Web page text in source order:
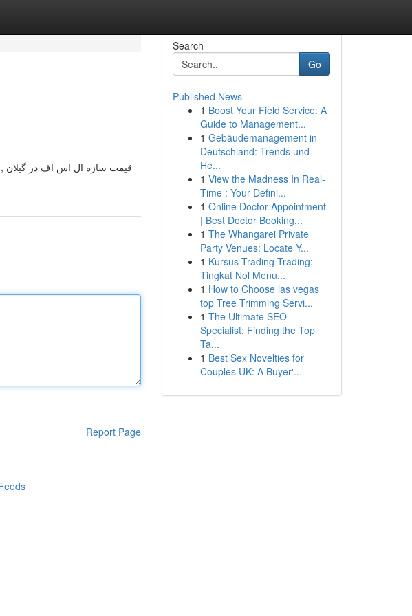
قیمت سازه ال اس اف در
Report Page
Search
Go
Published News
1 Boost Your Field Service: A
Guide to Management...
1 Gebäudemanagement in
Deutschland: Trends und
He...
1 View the Madness In Real-
Time : Your Defini...
1 Online Doctor Appointment
| Best Doctor Booking...
1 The Whangarei Private
Party Venues: Locate Y...
1 Kursus Trading Trading:
Tingkat Nol Menu...
1 How to Choose las vegas
top Tree Trimming Servi...
1 The Ultimate SEO
Specialist: Finding the Top
Ta...
1 Best Sex Novelties for
Couples UK: A Buyer'...